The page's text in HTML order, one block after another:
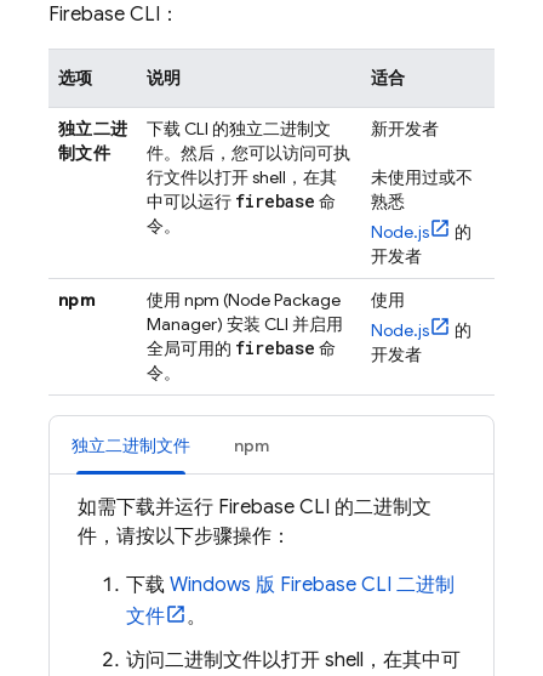
Firebase CLI：
选项 说明 适合
独立二进
制文件
下载 CLI 的独立二进制文
件。然后，您可以访问可执
行文件以打开 shell，在其
中可以运行 firebase 命
令。
新开发者
未使用过或不
熟悉
Node.js
的
开发者
npm
使用 npm (Node Package
Manager) 安装 CLI 并启用
全局可用的 firebase 命
令。
使用
Node.js
的
开发者
独立二进制文件 npm
如需下载并运行 Firebase CLI 的二进制文
件，请按以下步骤操作：
下载 Windows 版 Firebase CLI 二进制
文件
。
访问二进制文件以打开 shell，在其中可